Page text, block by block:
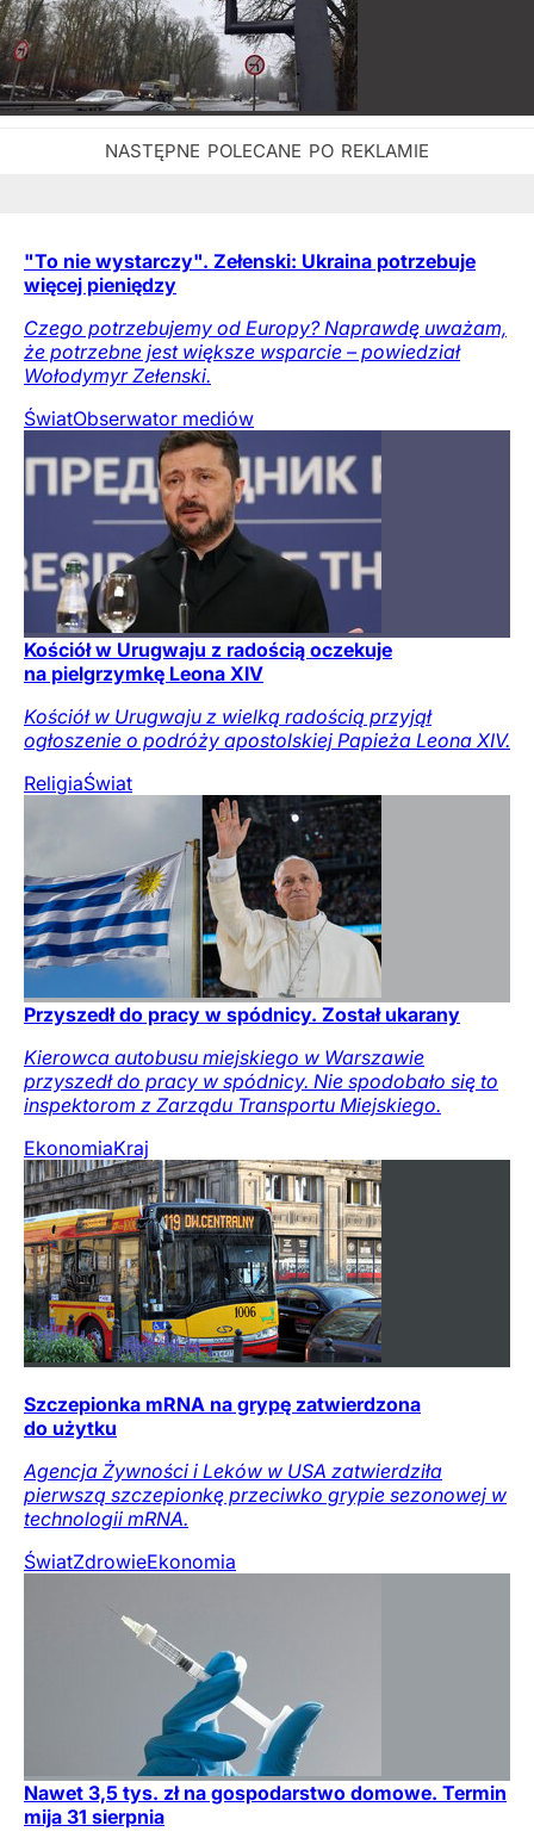
"To nie wystarczy". Zełenski: Ukraina potrzebuje
więcej pieniędzy
Czego potrzebujemy od Europy? Naprawdę uważam,
że potrzebne jest większe wsparcie – powiedział
Wołodymyr Zełenski.
ŚwiatObserwator mediów
Kościół w Urugwaju z radością oczekuje
na pielgrzymkę Leona XIV
Kościół w Urugwaju z wielką radością przyjął
ogłoszenie o podróży apostolskiej Papieża Leona XIV.
ReligiaŚwiat
Przyszedł do pracy w spódnicy. Został ukarany
Kierowca autobusu miejskiego w Warszawie
przyszedł do pracy w spódnicy. Nie spodobało się to
inspektorom z Zarządu Transportu Miejskiego.
EkonomiaKraj
Szczepionka mRNA na grypę zatwierdzona
do użytku
Agencja Żywności i Leków w USA zatwierdziła
pierwszą szczepionkę przeciwko grypie sezonowej w
technologii mRNA.
ŚwiatZdrowieEkonomia
Nawet 3,5 tys. zł na gospodarstwo domowe. Termin
mija 31 sierpnia